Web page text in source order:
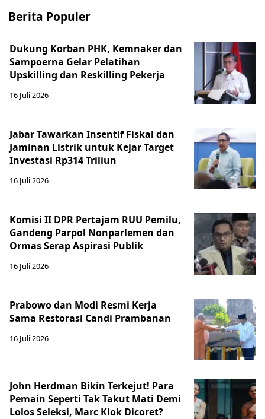
Berita Populer
Dukung Korban PHK, Kemnaker dan
Sampoerna Gelar Pelatihan
Upskilling dan Reskilling Pekerja
16 Juli 2026
Jabar Tawarkan Insentif Fiskal dan
Jaminan Listrik untuk Kejar Target
Investasi Rp314 Triliun
16 Juli 2026
Komisi II DPR Pertajam RUU Pemilu,
Gandeng Parpol Nonparlemen dan
Ormas Serap Aspirasi Publik
16 Juli 2026
Prabowo dan Modi Resmi Kerja
Sama Restorasi Candi Prambanan
16 Juli 2026
John Herdman Bikin Terkejut! Para
Pemain Seperti Tak Takut Mati Demi
Lolos Seleksi, Marc Klok Dicoret?